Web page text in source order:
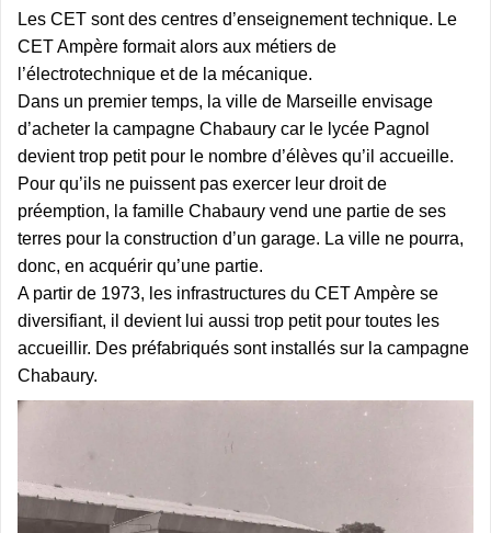
Les CET sont des centres d’enseignement technique. Le
CET Ampère formait alors aux métiers de
l’électrotechnique et de la mécanique.
Dans un premier temps, la ville de Marseille envisage
d’acheter la campagne Chabaury car le lycée Pagnol
devient trop petit pour le nombre d’élèves qu’il accueille.
Pour qu’ils ne puissent pas exercer leur droit de
préemption, la famille Chabaury vend une partie de ses
terres pour la construction d’un garage. La ville ne pourra,
donc, en acquérir qu’une partie.
A partir de 1973, les infrastructures du CET Ampère se
diversifiant, il devient lui aussi trop petit pour toutes les
accueillir. Des préfabriqués sont installés sur la campagne
Chabaury.